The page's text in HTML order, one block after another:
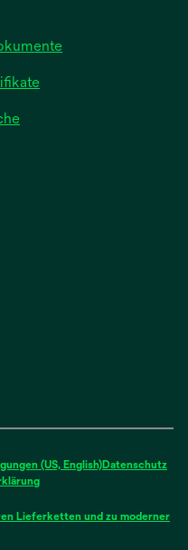
wird
wird
(US, English)Datenschutz
Lieferketten und zu moderner